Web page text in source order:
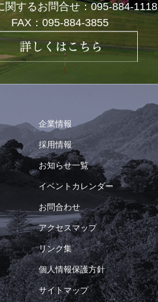
関するお問合せ：095-884-1118
FAX：095-884-3855
企業情報
採用情報
お知らせ一覧
イベントカレンダー
お問合わせ
アクセスマップ
リンク集
個人情報保護方針
サイトマップ